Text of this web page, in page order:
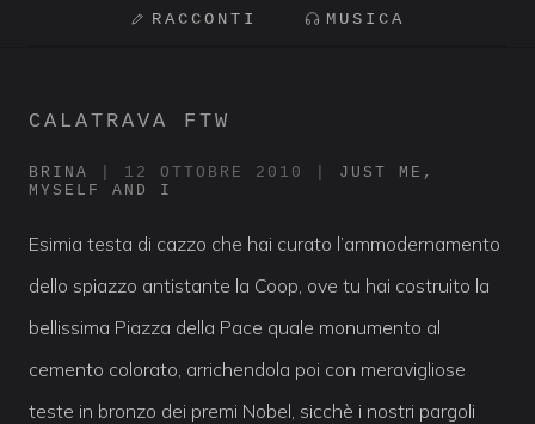
RACCONTI MUSICA
CALATRAVA FTW
BRINA 12 OTTOBRE 2010
JUST ME,
MYSELF AND I
Esimia testa di cazzo che hai curato l’ammodernamento
dello spiazzo antistante la Coop, ove tu hai costruito la
bellissima Piazza della Pace quale monumento al
cemento colorato, arrichendola poi con meravigliose
teste in bronzo dei premi Nobel, sicchè i nostri pargoli